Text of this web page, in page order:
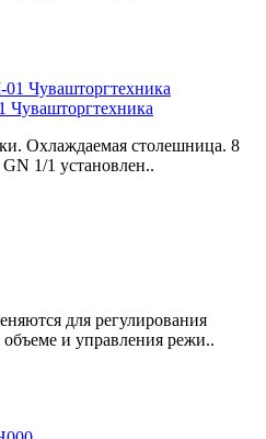
Охлаждаемая столешница. 8
GN 1/1 установлен..
для регулирования
и управления режи..